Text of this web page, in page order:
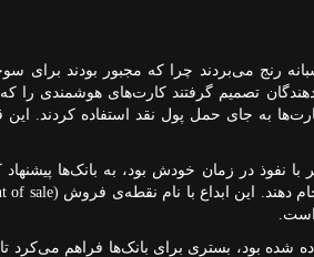
سرقت‌های شبانه رنج می‌بردند چرا که مجبور بودند
تصمیم گرفتند کارت‌های هوشمندی را
با نفوذ در زمان خودش بود، به بانک‌ها پیشنهاد
دهند. این ابداع با نام نقطه‌ی فروش of sale)
است.
شده بود، بستری برای بانک‌ها فراهم می‌کرد